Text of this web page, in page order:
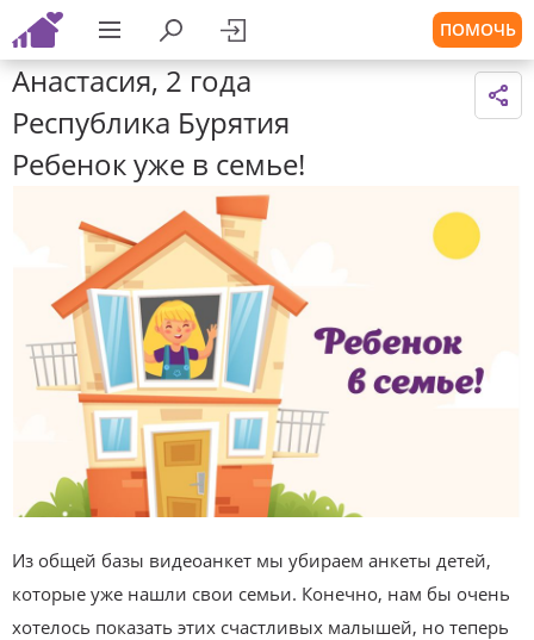
ПОМОЧЬ
Анастасия, 2 года
Республика Бурятия
Ребенок уже в семье!
Из общей базы видеоанкет мы убираем анкеты детей,
которые уже нашли свои семьи. Конечно, нам бы очень
хотелось показать этих счастливых малышей, но теперь